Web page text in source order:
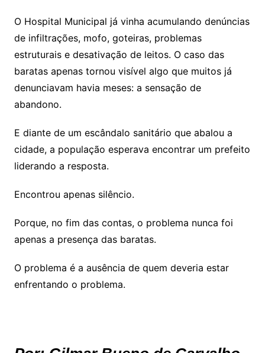
O Hospital Municipal já vinha acumulando denúncias
de infiltrações, mofo, goteiras, problemas
estruturais e desativação de leitos. O caso das
baratas apenas tornou visível algo que muitos já
denunciavam havia meses: a sensação de
abandono.
E diante de um escândalo sanitário que abalou a
cidade, a população esperava encontrar um prefeito
liderando a resposta.
Encontrou apenas silêncio.
Porque, no fim das contas, o problema nunca foi
apenas a presença das baratas.
O problema é a ausência de quem deveria estar
enfrentando o problema.